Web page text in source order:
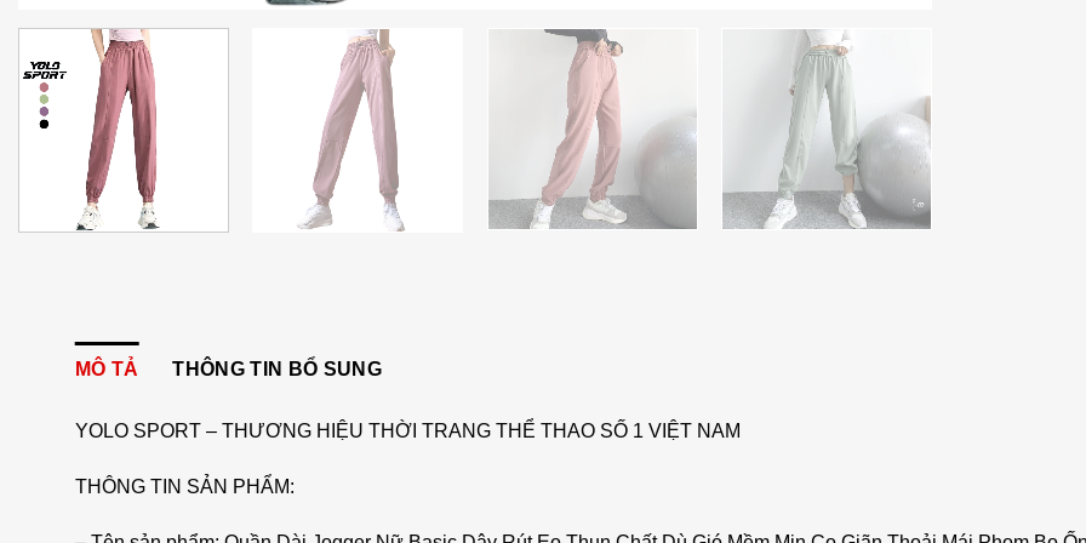
MÔ TẢ THÔNG TIN BỔ SUNG
YOLO SPORT – THƯƠNG HIỆU THỜI TRANG THỂ THAO SỐ 1 VIỆT NAM
THÔNG TIN SẢN PHẨM: